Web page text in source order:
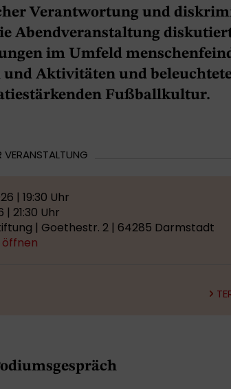
Verantwortung und
Abendveranstaltung
im Umfeld
Aktivitäten und beleuchtete
Fußballkultur.
VERANSTALTUNG
| 19:30 Uhr
| 21:30 Uhr
| Goethestr. 2 | 64285 Darmstadt
öffnen